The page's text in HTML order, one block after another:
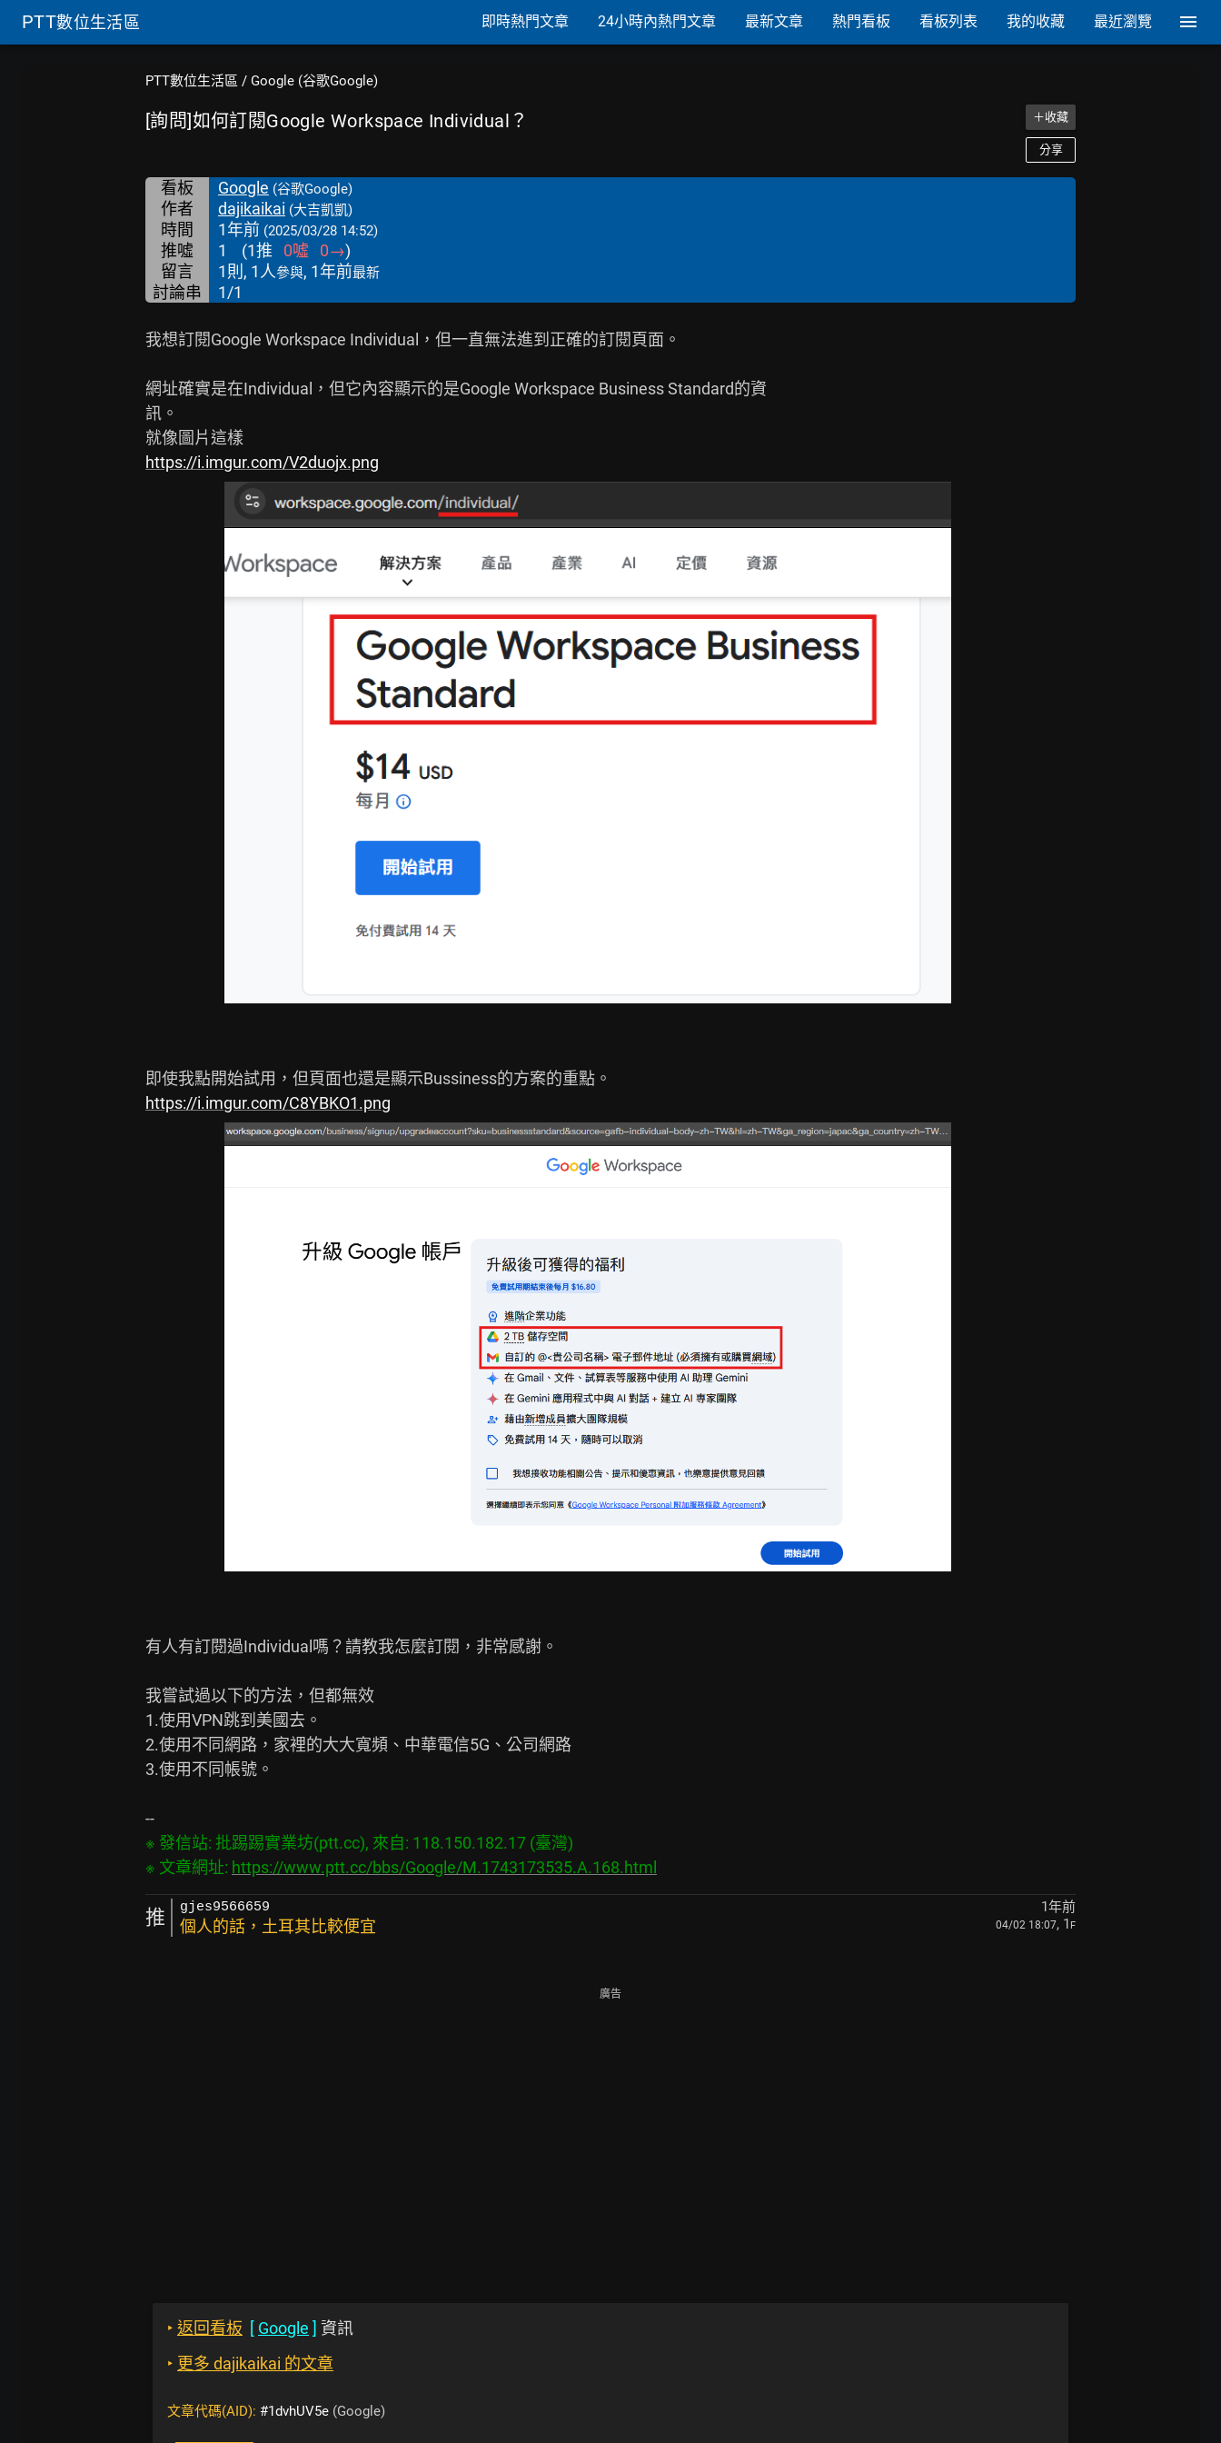
PTT數位生活區 即時熱門文章 24小時內熱門文章 最新文章 熱門看板 看板列表 我的收藏 最近瀏覽
PTT數位生活區 / Google (谷歌Google)
[詢問]如何訂閱Google Workspace Individual？ ＋收藏
分享
看板 Google (谷歌Google)
作者 dajikaikai (大吉凱凱)
時間 1年前 (2025/03/28 14:52)
推噓 1 (1推 0噓 0→)
留言
1則, 1人參與, 1年前最新
討論串 1/1
我想訂閱Google Workspace Individual，但一直無法進到正確的訂閱頁面。
網址確實是在Individual，但它內容顯示的是Google Workspace Business Standard的資
訊。
https://i.imgur.com/V2duojx.png
https://i.imgur.com/C8YBKO1.png
有人有訂閱過Individual嗎？請教我怎麼訂閱，非常感謝。
我嘗試過以下的方法，但都無效
1.使用VPN跳到美國去。
2.使用不同網路，家裡的大大寬頻、中華電信5G、公司網路
3.使用不同帳號。
※ 發信站: 批踢踢實業坊(ptt.cc), 來自: 118.150.182.17 (臺灣)
※ 文章網址: https://www.ptt.cc/bbs/Google/M.1743173535.A.168.html
推 gjes9566659 1年前
個人的話，土耳其比較便宜 04/02 18:07, 1 F
廣告
‣ 返回看板 [ Google ] 資訊
‣ 更多 dajikaikai 的文章
文章代碼(AID): #1dvhUV5e (Google)